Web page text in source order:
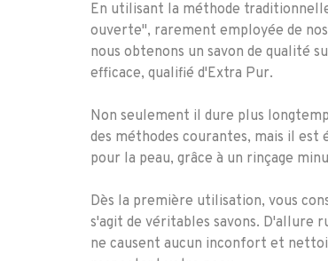
En utilisant la méthode
ouverte", rarement employée de
nous obtenons un savon de qualité
efficace, qualifié d'Extra Pur.
Non seulement il dure plus
des méthodes courantes, mais il est
pour la peau, grâce à un rinçage
Dès la première utilisation, vous
s'agit de véritables savons. D'allure
ne causent aucun inconfort et